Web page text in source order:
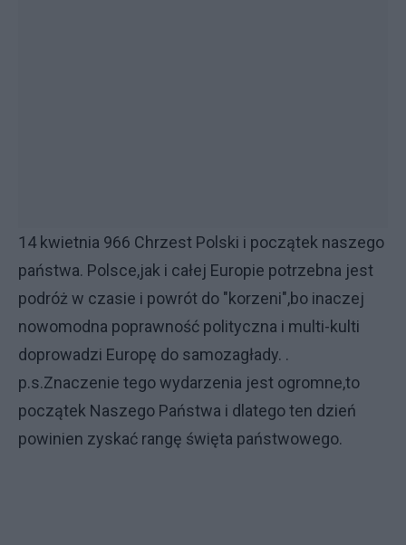
14 kwietnia 966 Chrzest Polski i początek naszego
państwa. Polsce,jak i całej Europie potrzebna jest
podróż w czasie i powrót do "korzeni",bo inaczej
nowomodna poprawność polityczna i multi-kulti
doprowadzi Europę do samozagłady. .
p.s.Znaczenie tego wydarzenia jest ogromne,to
początek Naszego Państwa i dlatego ten dzień
powinien zyskać rangę święta państwowego.